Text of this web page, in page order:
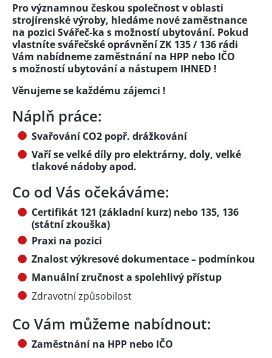
Pro významnou českou společnost v oblasti
strojírenské výroby, hledáme nové zaměstnance
na pozici Svářeč-ka s možností ubytování. Pokud
vlastníte svářečské oprávnění ZK 135 / 136 rádi
Vám nabídneme zaměstnání na HPP nebo IČO
s možností ubytování a nástupem IHNED !
Věnujeme se každému zájemci !
Náplň práce:
Svařování CO2 popř. drážkování
Vaří se velké díly pro elektrárny, doly, velké
tlakové nádoby apod.
Co od Vás očekáváme:
Certifikát 121 (základní kurz) nebo 135, 136
(státní zkouška)
Praxi na pozici
Znalost výkresové dokumentace – podmínkou
Manuální zručnost a spolehlivý přístup
Zdravotní způsobilost
Co Vám můžeme nabídnout:
Zaměstnání na HPP nebo IČO